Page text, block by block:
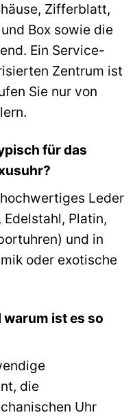
Zifferblatt,
Box sowie die
Ein Service-
Zentrum ist
Sie nur von
für das
Leder
Platin,
und in
oder exotische
ist es so
die
Uhr